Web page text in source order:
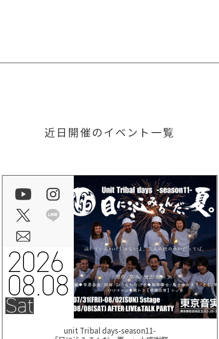
近日開催のイベント一覧
2026
08.08
Sat
unit Tribal days-season11-